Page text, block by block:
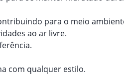
para o meio
ao ar livre.
com qualquer estilo.